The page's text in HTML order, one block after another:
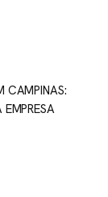
CAMPINAS:
EMPRESA